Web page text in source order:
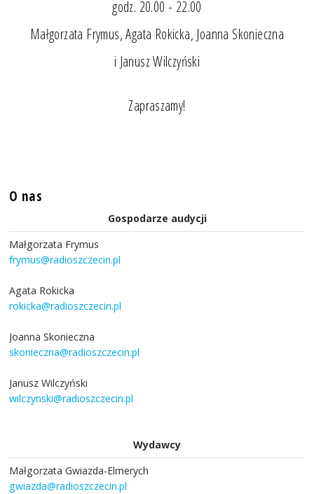
godz. 20.00 - 22.00
Małgorzata Frymus, Agata Rokicka, Joanna Skonieczna
i Janusz Wilczyński
Zapraszamy!
O nas
Gospodarze audycji
Małgorzata Frymus
frymus@radioszczecin.pl
Agata Rokicka
rokicka@radioszczecin.pl
Joanna Skonieczna
skonieczna@radioszczecin.pl
Janusz Wilczyński
wilczynski@radioszczecin.pl
Wydawcy
Małgorzata Gwiazda-Elmerych
gwiazda@radioszczecin.pl